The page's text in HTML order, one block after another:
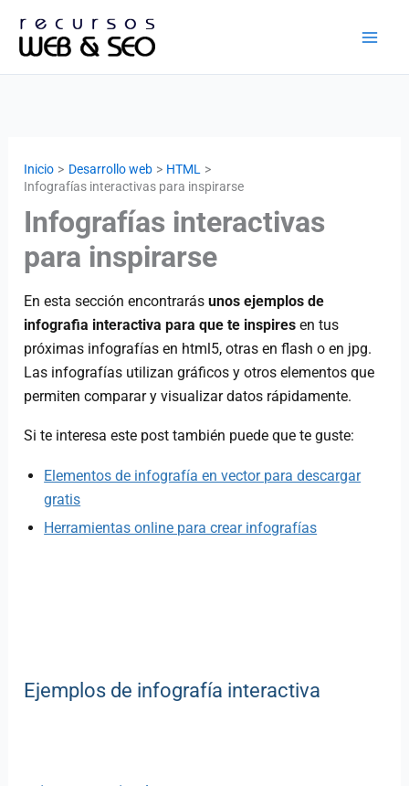
Inicio Desarrollo web
HTML
Infografías interactivas para inspirarse
Infografías interactivas
para inspirarse
En esta sección encontrarásunos ejemplos de
infografia interactiva para que te inspires en tus
próximas infografías en html5, otras en flash o en jpg.
Las infografías utilizan gráficos y otros elementos que
permiten comparar y visualizar datos rápidamente.
Si te interesa este post también puede que te guste:
Elementos de infografía en vector para descargar
gratis
Herramientas online para crear infografías
Ejemplos de infografía interactiva